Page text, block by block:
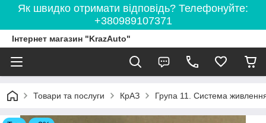
Як швидко отримати відповідь? Телефонуйте:
+380989107371
Інтернет магазин "KrazAuto"
Товари та послуги КрАЗ Група 11. Система